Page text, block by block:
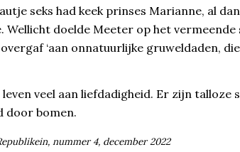
seks had keek prinses Marianne, al
Wellicht doelde Meeter op het
‘aan onnatuurlijke gruweldaden,
veel aan liefdadigheid. Er zijn
door bomen.
nummer 4, december 2022